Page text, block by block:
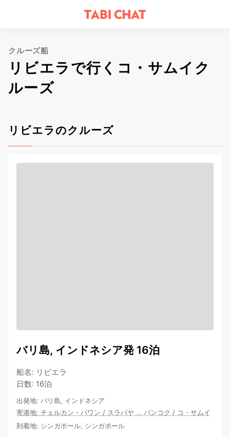
クルーズ船
リビエラで行くコ・サムイク
ルーズ
リビエラのクルーズ
バリ島, インドネシア発 16泊
船名: リビエラ
日数: 16泊
出発地: バリ島, インドネシア
寄港地: チェルカン・バワン / スラバヤ … バンコク / コ・サムイ
到着地: シンガポール, シンガポール